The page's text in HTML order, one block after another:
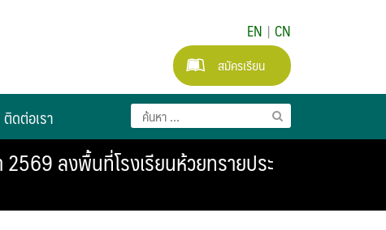
EN | CN
สมัครเรียน
ติดต่อเรา
ลงพื้นที่โรงเรียนห้วยทรายประ